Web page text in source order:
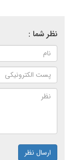
نظر شما :
ارسال نظر